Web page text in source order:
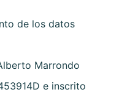
de los datos
Marrondo
e inscrito